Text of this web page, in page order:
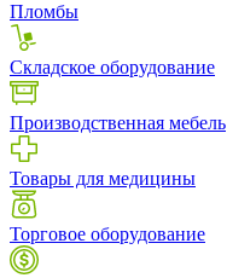
Пломбы
Складское оборудование
Производственная мебель
Товары для медицины
Торговое оборудование